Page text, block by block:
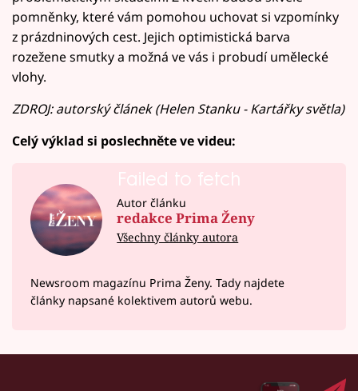
pomněnky, které vám pomohou uchovat si vzpomínky
z prázdninových cest. Jejich optimistická barva
rozežene smutky a možná ve vás i probudí umělecké
vlohy.
ZDROJ: autorský článek (Helen Stanku - Kartářky světla)
Celý výklad si poslechněte ve videu:
Failed to fetch
Autor článku
redakce Prima Ženy
Všechny články autora
Newsroom magazínu Prima Ženy. Tady najdete
články napsané kolektivem autorů webu.